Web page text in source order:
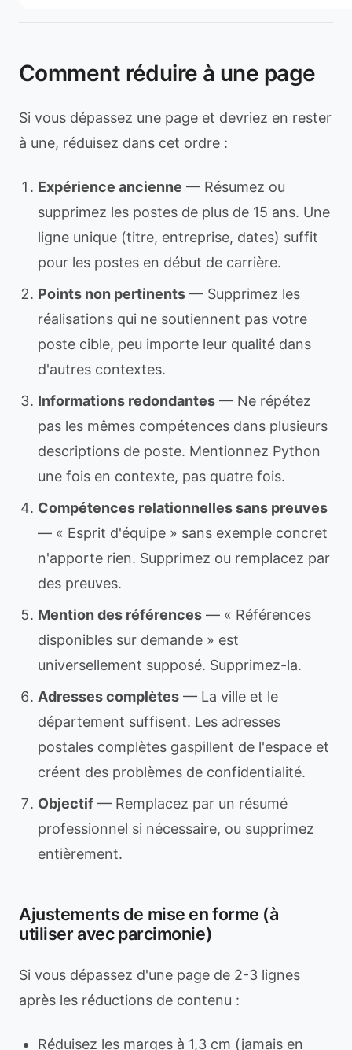
Comment réduire à une page
Si vous dépassez une page et devriez en rester
à une, réduisez dans cet ordre :
Expérience ancienne — Résumez ou
supprimez les postes de plus de 15 ans. Une
ligne unique (titre, entreprise, dates) suffit
pour les postes en début de carrière.
Points non pertinents — Supprimez les
réalisations qui ne soutiennent pas votre
poste cible, peu importe leur qualité dans
d'autres contextes.
Informations redondantes — Ne répétez
pas les mêmes compétences dans plusieurs
descriptions de poste. Mentionnez Python
une fois en contexte, pas quatre fois.
Compétences relationnelles sans preuves
— « Esprit d'équipe » sans exemple concret
n'apporte rien. Supprimez ou remplacez par
des preuves.
Mention des références — « Références
disponibles sur demande » est
universellement supposé. Supprimez-la.
Adresses complètes — La ville et le
département suffisent. Les adresses
postales complètes gaspillent de l'espace et
créent des problèmes de confidentialité.
Objectif — Remplacez par un résumé
professionnel si nécessaire, ou supprimez
entièrement.
Ajustements de mise en forme (à
utiliser avec parcimonie)
Si vous dépassez d'une page de 2-3 lignes
après les réductions de contenu :
Réduisez les marges à 1,3 cm (jamais en